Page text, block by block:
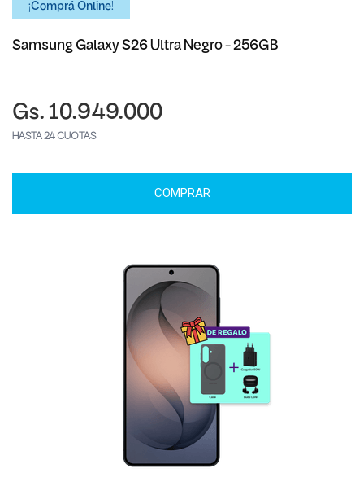
¡Comprá Online!
Samsung Galaxy S26 Ultra Negro - 256GB
Gs. 10.949.000
HASTA 24 CUOTAS
COMPRAR